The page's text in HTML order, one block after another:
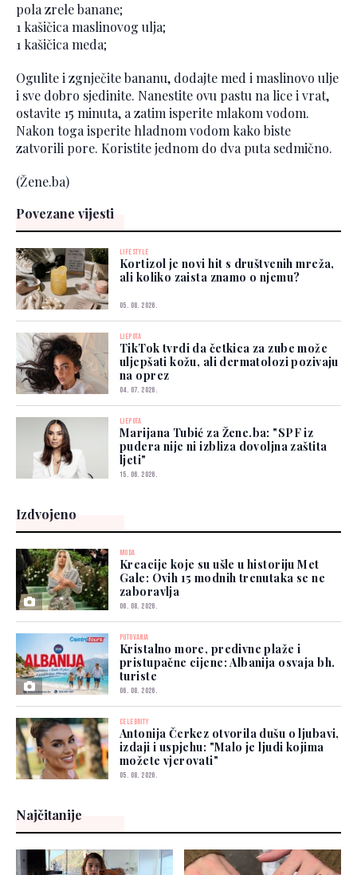
pola zrele banane;
1 kašičica maslinovog ulja;
1 kašičica meda;
Ogulite i zgnječite bananu, dodajte med i maslinovo ulje
i sve dobro sjedinite. Nanestite ovu pastu na lice i vrat,
ostavite 15 minuta, a zatim isperite mlakom vodom.
Nakon toga isperite hladnom vodom kako biste
zatvorili pore. Koristite jednom do dva puta sedmično.
(Žene.ba)
Povezane vijesti
LIFESTYLE
Kortizol je novi hit s društvenih mreža,
ali koliko zaista znamo o njemu?
05. 08. 2026.
LJEPOTA
TikTok tvrdi da četkica za zube može
uljepšati kožu, ali dermatolozi pozivaju
na oprez
04. 07. 2026.
LJEPOTA
Marijana Tubić za Žene.ba: "SPF iz
pudera nije ni izbliza dovoljna zaštita
ljeti"
15. 06. 2026.
Izdvojeno
MODA
Kreacije koje su ušle u historiju Met
Gale: Ovih 15 modnih trenutaka se ne
zaboravlja
06. 08. 2026.
PUTOVANJA
Kristalno more, predivne plaže i
pristupačne cijene: Albanija osvaja bh.
turiste
06. 08. 2026.
CELEBRITY
Antonija Čerkez otvorila dušu o ljubavi,
izdaji i uspjehu: "Malo je ljudi kojima
možete vjerovati"
05. 08. 2026.
Najčitanije